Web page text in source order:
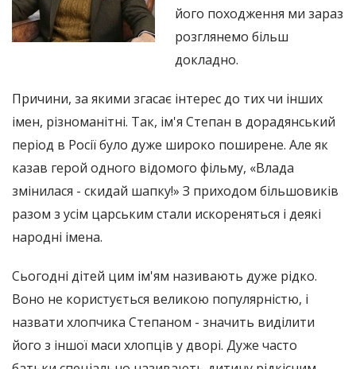
його походження ми зараз
розглянемо більш
докладно.
Причини, за якими згасає інтерес до тих чи інших
імен, різноманітні. Так, ім'я Степан в дорадянський
період в Росії було дуже широко поширене. Але як
казав герой одного відомого фільму, «Влада
змінилася - скидай шапку!» З приходом більшовиків
разом з усім царським стали искореняться і деякі
народні імена.
Сьогодні дітей цим ім'ям називають дуже рідко.
Воно не користується великою популярністю, і
назвати хлопчика Степаном - значить виділити
його з іншої маси хлопців у дворі. Дуже часто